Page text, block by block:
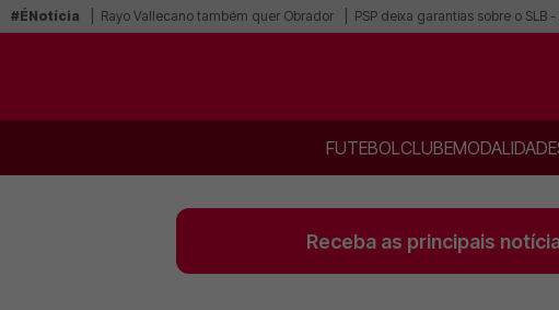
#ÉNotícia Rayo Vallecano também quer Obrador PSP deixa garantias sobre o SLB
FUTEBOLCLUBE
Receba as principais